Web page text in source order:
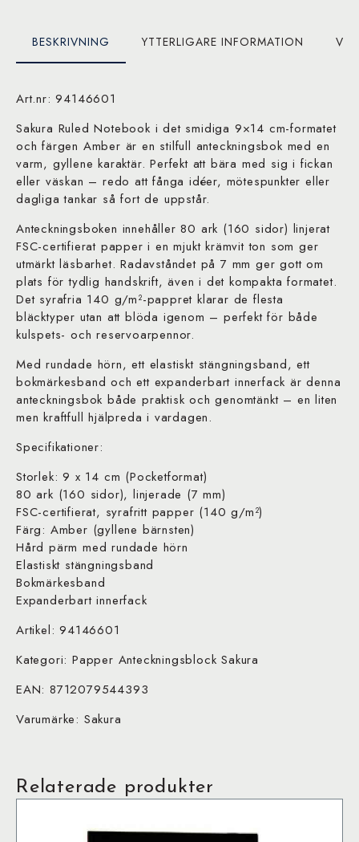
BESKRIVNING YTTERLIGARE INFORMATION
Art.nr: 94146601
Sakura Ruled Notebook i det smidiga 9×14 cm-formatet
och färgen Amber är en stilfull anteckningsbok med en
varm, gyllene karaktär. Perfekt att bära med sig i fickan
eller väskan – redo att fånga idéer, mötespunkter eller
dagliga tankar så fort de uppstår.
Anteckningsboken innehåller 80 ark (160 sidor) linjerat
FSC-certifierat papper i en mjukt krämvit ton som ger
utmärkt läsbarhet. Radavståndet på 7 mm ger gott om
plats för tydlig handskrift, även i det kompakta formatet.
Det syrafria 140 g/m²-pappret klarar de flesta
bläcktyper utan att blöda igenom – perfekt för både
kulspets- och reservoarpennor.
Med rundade hörn, ett elastiskt stängningsband, ett
bokmärkesband och ett expanderbart innerfack är denna
anteckningsbok både praktisk och genomtänkt – en liten
men kraftfull hjälpreda i vardagen.
Specifikationer:
Storlek: 9 x 14 cm (Pocketformat)
80 ark (160 sidor), linjerade (7 mm)
FSC-certifierat, syrafritt papper (140 g/m²)
Färg: Amber (gyllene bärnsten)
Hård pärm med rundade hörn
Elastiskt stängningsband
Bokmärkesband
Expanderbart innerfack
Artikel: 94146601
Kategori: Papper Anteckningsblock Sakura
EAN: 8712079544393
Varumärke: Sakura
Relaterade produkter